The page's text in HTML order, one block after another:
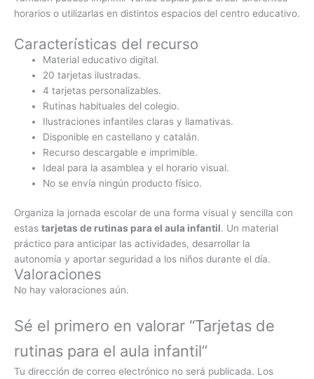
horarios o utilizarlas en distintos espacios del centro educativo.
Características del recurso
Material educativo digital.
20 tarjetas ilustradas.
4 tarjetas personalizables.
Rutinas habituales del colegio.
Ilustraciones infantiles claras y llamativas.
Disponible en castellano y catalán.
Recurso descargable e imprimible.
Ideal para la asamblea y el horario visual.
No se envía ningún producto físico.
Organiza la jornada escolar de una forma visual y sencilla con
estas tarjetas de rutinas para el aula infantil. Un material
práctico para anticipar las actividades, desarrollar la
autonomía y aportar seguridad a los niños durante el día.
Valoraciones
No hay valoraciones aún.
Sé el primero en valorar “Tarjetas de
rutinas para el aula infantil”
Tu dirección de correo electrónico no será publicada. Los